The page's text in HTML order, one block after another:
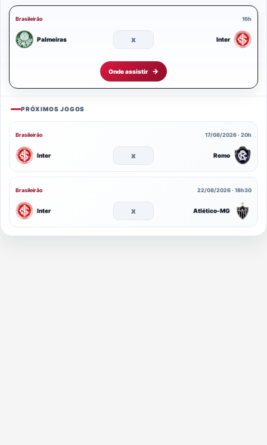
Brasileirão 16h
Palmeiras x Inter
Onde assistir
PRÓXIMOS JOGOS
Brasileirão 17/08/2026 · 20h
Inter x Remo
Brasileirão 22/08/2026 · 18h30
Inter x Atlético-MG